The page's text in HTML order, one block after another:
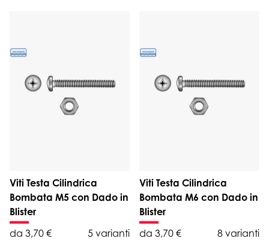
Viti Testa Cilindrica
Bombata M5 con Dado in
Blister
da 3,70 €
5 varianti
Viti Testa Cilindrica
Bombata M6 con Dado in
Blister
da 3,70 €
8 varianti